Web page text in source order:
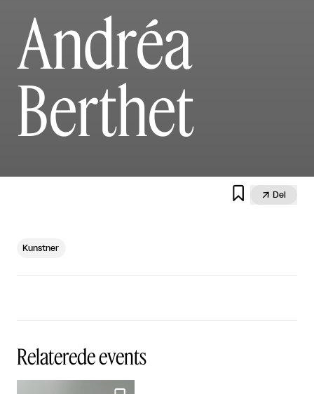
Andréa
Berthet
  Del
Kunstner
Relaterede events